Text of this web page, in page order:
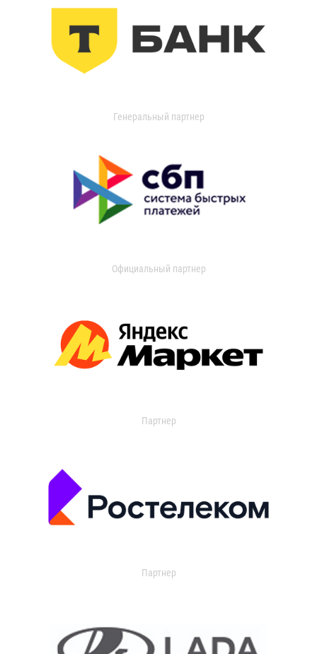
Генеральный партнер
Официальный партнер
Партнер
Партнер